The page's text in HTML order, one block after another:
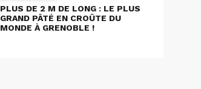
PLUS DE 2 M DE LONG : LE PLUS
GRAND PÂTÉ EN CROÛTE DU
MONDE À GRENOBLE !